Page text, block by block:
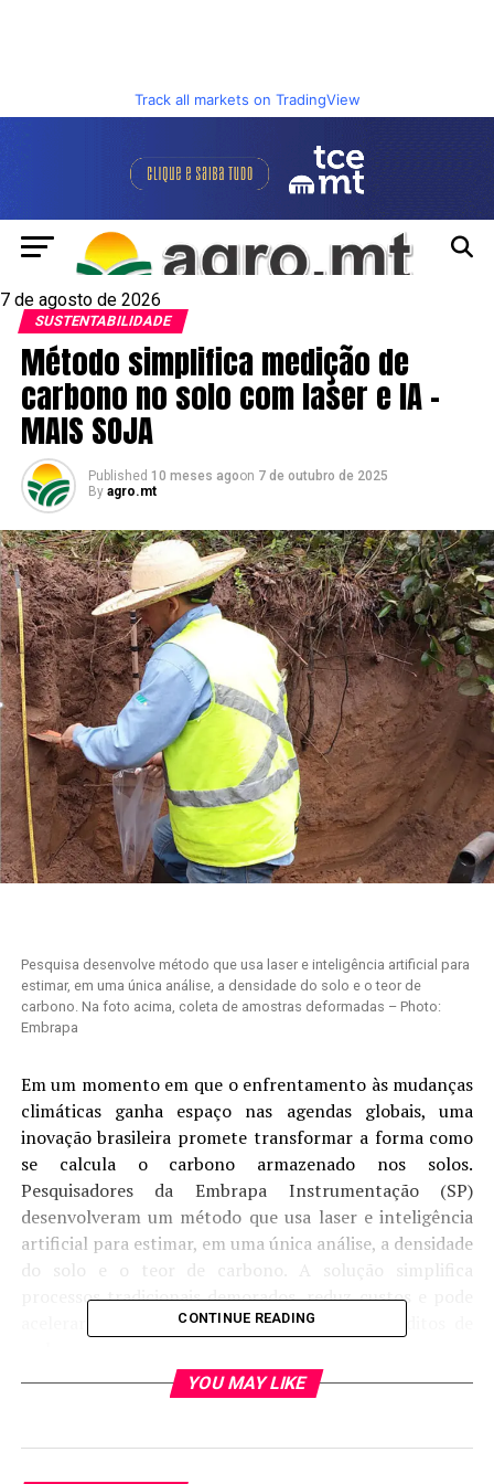
Track all markets on TradingView
7 de agosto de 2026
SUSTENTABILIDADE
Método simplifica medição de
carbono no solo com laser e IA –
MAIS SOJA
Published 10 meses agoon 7 de outubro de 2025
By agro.mt
Pesquisa desenvolve método que usa laser e inteligência artificial para
estimar, em uma única análise, a densidade do solo e o teor de
carbono. Na foto acima, coleta de amostras deformadas – Photo:
Embrapa
Em um momento em que o enfrentamento às mudanças
climáticas ganha espaço nas agendas globais, uma
inovação brasileira promete transformar a forma como
se calcula o carbono armazenado nos solos.
Pesquisadores da Embrapa Instrumentação (SP)
desenvolveram um método que usa laser e inteligência
artificial para estimar, em uma única análise, a densidade
do solo e o teor de carbono. A solução simplifica
processos tradicionais demorados, reduz custos e pode
acelerar iniciativas ligadas a mercados de créditos de
Combinando técnica fotônica e modelo de aprendizado
densidade aparente do solo e o teor de carbono. A
solução é adequada para aplicações de campo em larga
CONTINUE READING
YOU MAY LIKE